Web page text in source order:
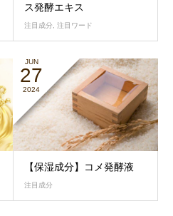
ス発酵エキス
注目成分, 注目ワード
JUN
27
2024
【保湿成分】コメ発酵液
注目成分